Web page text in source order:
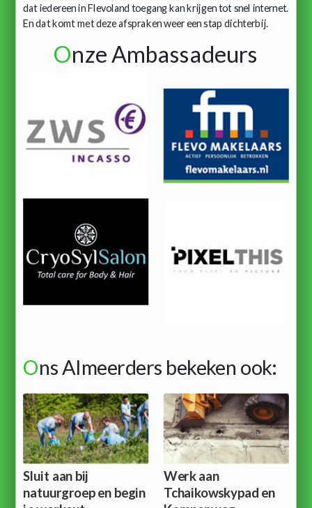
dat iedereen in Flevoland toegang kan krijgen tot snel internet.
En dat komt met deze afspraken weer een stap dichterbij.
Onze Ambassadeurs
Ons Almeerders bekeken ook:
Sluit aan bij
natuurgroep en begin
Werk aan
Tchaikowskypad en